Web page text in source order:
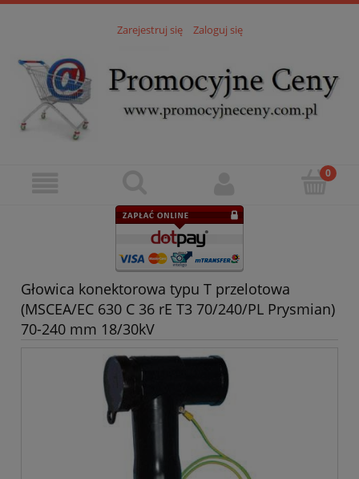
Zarejestruj się Zaloguj się
Głowica konektorowa typu T przelotowa
(MSCEA/EC 630 C 36 rE T3 70/240/PL Prysmian)
70-240 mm 18/30kV